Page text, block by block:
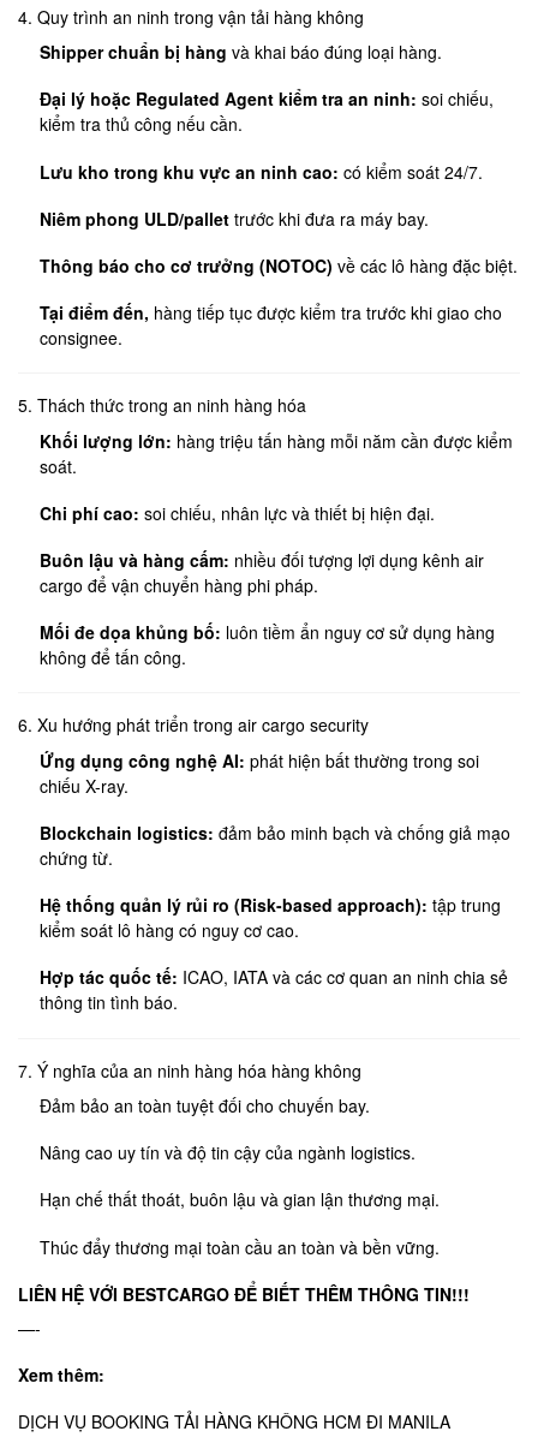
4. Quy trình an ninh trong vận tải hàng không
Shipper chuẩn bị hàng và khai báo đúng loại hàng.
Đại lý hoặc Regulated Agent kiểm tra an ninh: soi chiếu,
kiểm tra thủ công nếu cần.
Lưu kho trong khu vực an ninh cao: có kiểm soát 24/7.
Niêm phong ULD/pallet trước khi đưa ra máy bay.
Thông báo cho cơ trưởng (NOTOC) về các lô hàng đặc biệt.
Tại điểm đến, hàng tiếp tục được kiểm tra trước khi giao cho
consignee.
5. Thách thức trong an ninh hàng hóa
Khối lượng lớn: hàng triệu tấn hàng mỗi năm cần được kiểm
soát.
Chi phí cao: soi chiếu, nhân lực và thiết bị hiện đại.
Buôn lậu và hàng cấm: nhiều đối tượng lợi dụng kênh air
cargo để vận chuyển hàng phi pháp.
Mối đe dọa khủng bố: luôn tiềm ẩn nguy cơ sử dụng hàng
không để tấn công.
6. Xu hướng phát triển trong air cargo security
Ứng dụng công nghệ AI: phát hiện bất thường trong soi
chiếu X-ray.
Blockchain logistics: đảm bảo minh bạch và chống giả mạo
chứng từ.
Hệ thống quản lý rủi ro (Risk-based approach): tập trung
kiểm soát lô hàng có nguy cơ cao.
Hợp tác quốc tế: ICAO, IATA và các cơ quan an ninh chia sẻ
thông tin tình báo.
7. Ý nghĩa của an ninh hàng hóa hàng không
Đảm bảo an toàn tuyệt đối cho chuyến bay.
Nâng cao uy tín và độ tin cậy của ngành logistics.
Hạn chế thất thoát, buôn lậu và gian lận thương mại.
Thúc đẩy thương mại toàn cầu an toàn và bền vững.
LIÊN HỆ VỚI BESTCARGO ĐỂ BIẾT THÊM THÔNG TIN!!!
—-
Xem thêm:
DỊCH VỤ BOOKING TẢI HÀNG KHÔNG HCM ĐI MANILA